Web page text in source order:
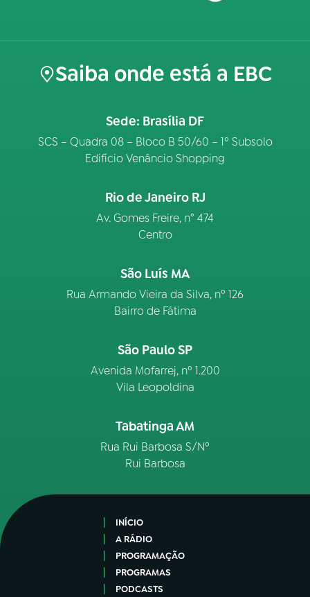
Saiba onde está a EBC
Sede: Brasília DF
SCS – Quadra 08 – Bloco B 50/60 – 1º Subsolo
Edifício Venâncio Shopping
Rio de Janeiro RJ
Av. Gomes Freire, n° 474
Centro
São Luís MA
Rua Armando Vieira da Silva, nº 126
Bairro de Fátima
São Paulo SP
Avenida Mofarrej, nº 1.200
Vila Leopoldina
Tabatinga AM
Rua Rui Barbosa S/Nº
Rui Barbosa
INÍCIO
A RÁDIO
PROGRAMAÇÃO
PROGRAMAS
PODCASTS